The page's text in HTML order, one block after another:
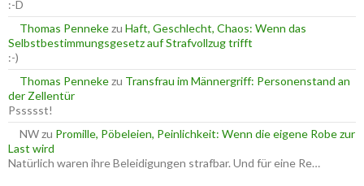
:-D
Thomas Pennekezu Haft, Geschlecht, Chaos: Wenn das
Selbstbestimmungsgesetz auf Strafvollzug trifft
:-)
Thomas Pennekezu Transfrau im Männergriff: Personenstand an
der Zellentür
Pssssst!
NWzu Promille, Pöbeleien, Peinlichkeit: Wenn die eigene Robe zur
Last wird
Natürlich waren ihre Beleidigungen strafbar. Und für eine Re…